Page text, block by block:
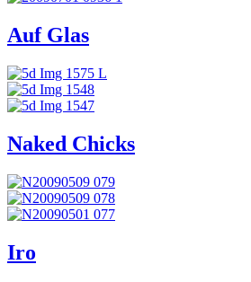
Auf Glas
Naked Chicks
Iro